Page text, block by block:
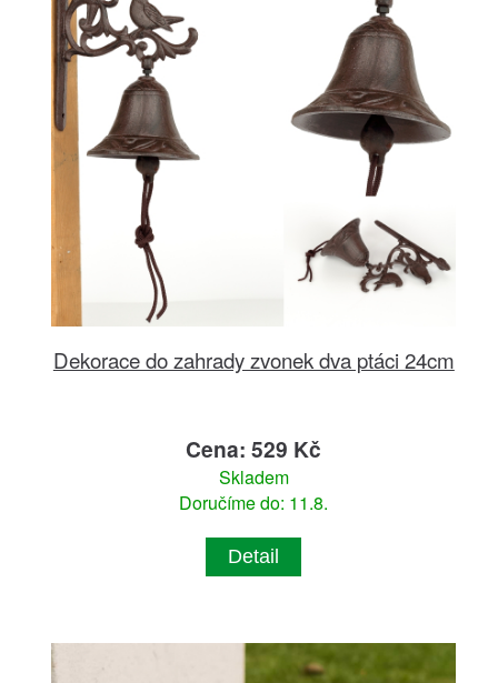
Dekorace do zahrady zvonek dva ptáci 24cm
Cena: 529 Kč
Skladem
Doručíme do: 11.8.
Detail